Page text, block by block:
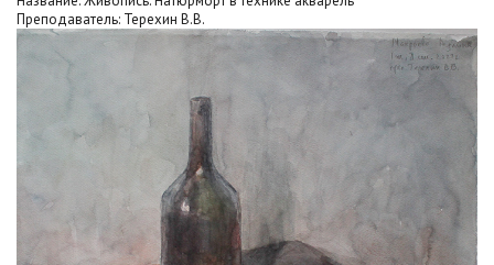
Преподаватель: Терехин В.В.